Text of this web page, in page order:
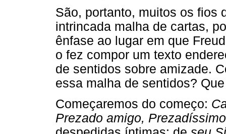
São, portanto, muitos os fios
intrincada malha de cartas,
ênfase ao lugar em que
o fez compor um texto
de sentidos sobre amizade.
essa malha de sentidos?
Começaremos do começo:
Prezado amigo,